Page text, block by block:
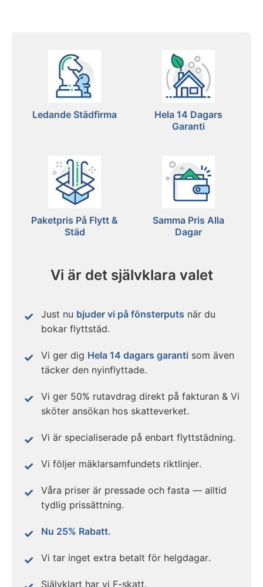
Ledande Städfirma
Hela 14 Dagars
Garanti
Paketpris På Flytt &
Städ
Samma Pris Alla
Dagar
Vi är det självklara valet
Just nu bjuder vi på fönsterputs när du
bokar flyttstäd.
Vi ger dig Hela 14 dagars garanti som även
täcker den nyinflyttade.
Vi ger 50% rutavdrag direkt på fakturan & Vi
sköter ansökan hos skatteverket.
Vi är specialiserade på enbart flyttstädning.
Vi följer mäklarsamfundets riktlinjer.
Våra priser är pressade och fasta — alltid
tydlig prissättning.
Nu 25% Rabatt.
Vi tar inget extra betalt för helgdagar.
Självklart har vi F-skatt.